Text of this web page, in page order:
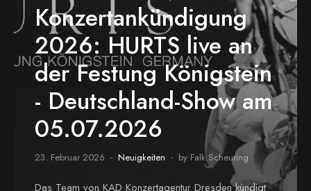
Konzertankündigung
2026: HURTS live an
der Festung Königstein
- Deutschland-Show am
05.07.2026
23. Februar 2026 Neuigkeiten by Falk Scheuring
Das Team von KAD Konzertagentur Dresden kündigt